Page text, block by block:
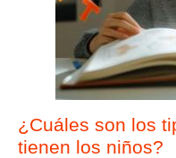
¿Cuáles son los
tienen los niños?